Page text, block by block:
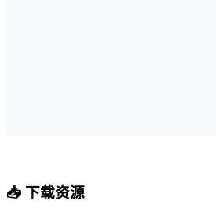
📥 下载资源